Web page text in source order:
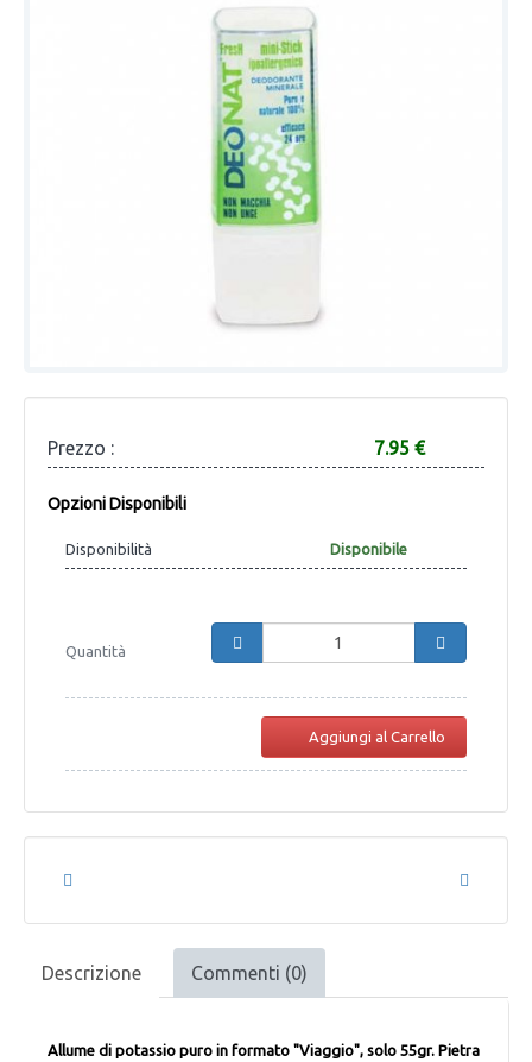
Prezzo : 7.95 €
Opzioni Disponibili
Disponibilità Disponibile
Quantità
Aggiungi al Carrello
Descrizione Commenti (0)
Allume di potassio puro in formato "Viaggio", solo 55gr. Pietra